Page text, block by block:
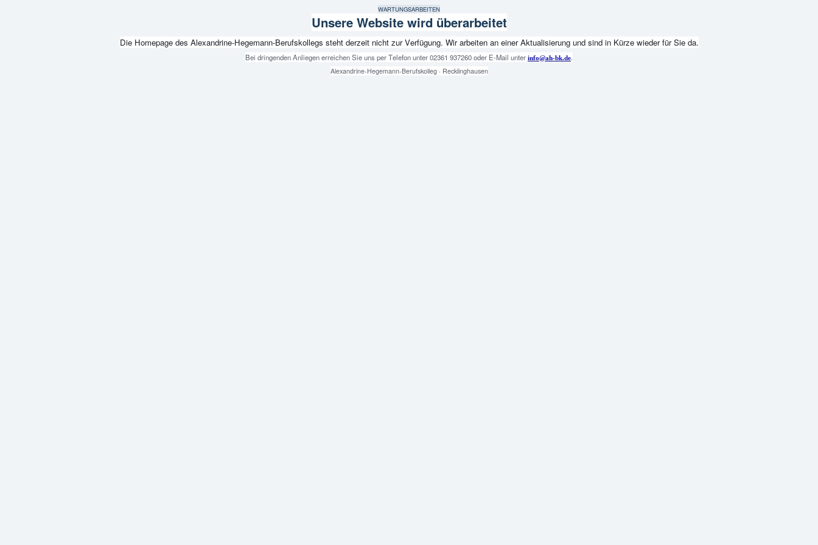
WARTUNGSARBEITEN
Unsere Website wird überarbeitet
Die Homepage des Alexandrine-Hegemann-Berufskollegs steht derzeit nicht zur Verfügung. Wir arbeiten an einer Aktualisierung und sind in Kürze wieder für Sie da.
Bei dringenden Anliegen erreichen Sie uns per Telefon unter 02361 937260 oder E-Mail unter info@ah-bk.de.
Alexandrine-Hegemann-Berufskolleg · Recklinghausen